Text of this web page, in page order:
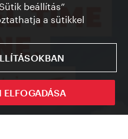
beállítás”
a sütikkel
ELFOGADÁSA